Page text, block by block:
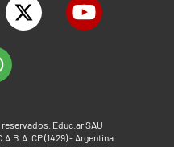
Educ.ar SAU
CP (1429) - Argentina